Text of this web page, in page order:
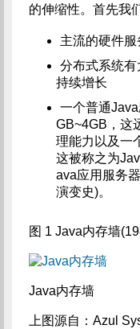
的伸缩性。首先我
主流的硬件
分布式系统
持续增长
一个普通
GB~4GB，这
理能力以及一
这被称之为
ava应用服务
演变史)。
图 1 Java内存墙
Java内存墙
上图源自：Azul